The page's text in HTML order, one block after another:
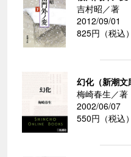
吉村昭／著
2012/09/01
825円（税込）
幻化（新潮文
梅崎春生／著
2002/06/07
550円（税込）